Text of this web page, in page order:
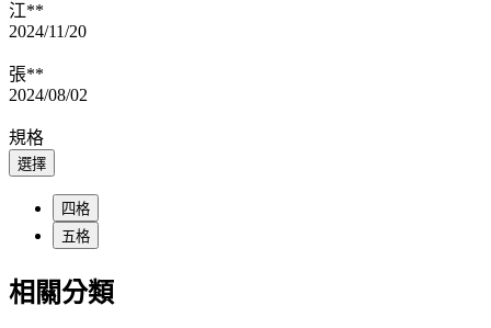
江**
2024/11/20
張**
2024/08/02
規格
選擇
四格
五格
相關分類